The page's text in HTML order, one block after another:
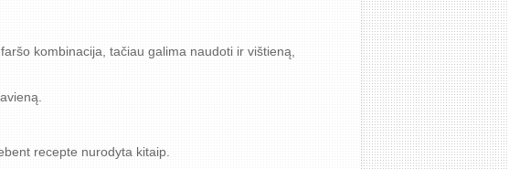
kombinacija, tačiau galima naudoti ir vištieną,
recepte nurodyta kitaip.